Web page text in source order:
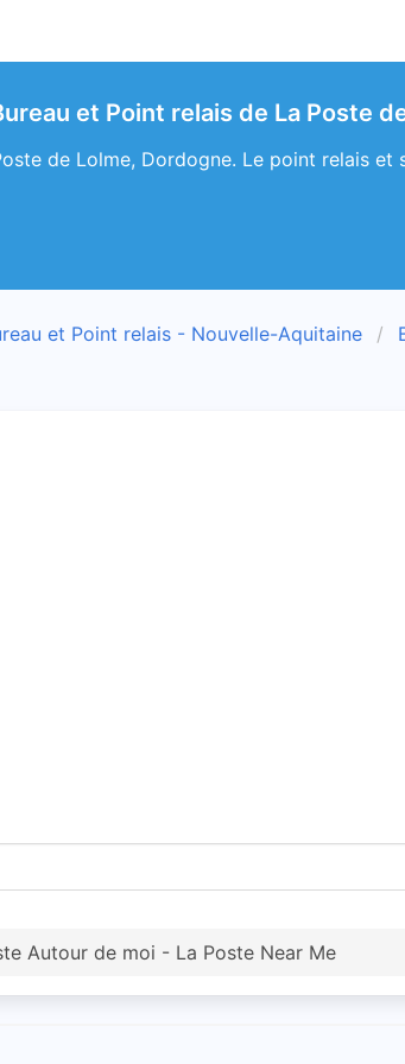
et Point relais de La Poste
de Lolme, Dordogne. Le point relais
et Point relais - Nouvelle-Aquitaine
Autour de moi - La Poste Near Me